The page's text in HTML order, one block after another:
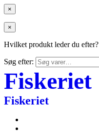
×
×
Hvilket produkt leder du efter?
Søg efter:
Fiskeriet
Fiskeriet